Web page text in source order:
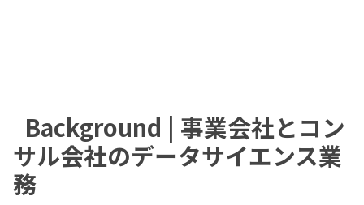
Background | 事業会社とコン
サル会社のデータサイエンス業
務